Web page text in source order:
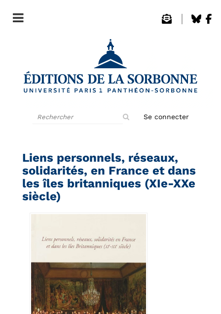
Se connecter
Liens personnels, réseaux,
solidarités, en France et dans
les îles britanniques (XIe-XXe
siècle)